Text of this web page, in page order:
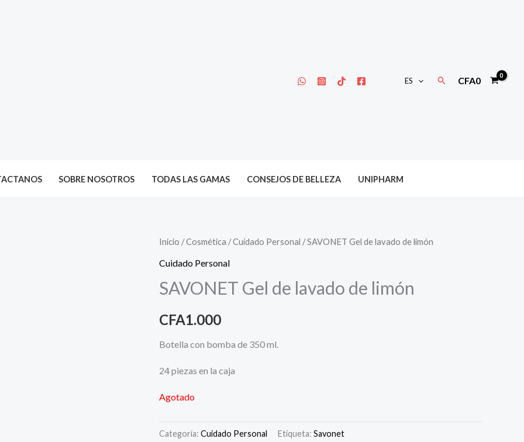
ES BuscarCFA0
SOBRE NOSOTROS TODAS LAS GAMAS CONSEJOS DE BELLEZA UNIPHARM
Inicio /Cosmética /Cuidado Personal / SAVONET Gel de lavado de limón
Cuidado Personal
SAVONET Gel de lavado de limón
CFA1.000
Botella con bomba de 350 ml.
24 piezas en la caja
Agotado
Categoría: Cuidado Personal Etiqueta: Savonet